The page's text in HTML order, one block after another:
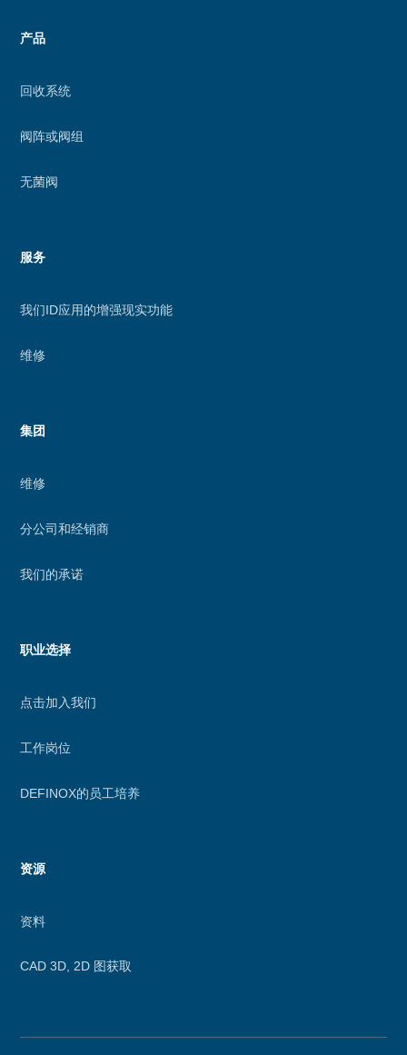
产品
回收系统
阀阵或阀组
无菌阀
服务
我们ID应用的增强现实功能
维修
集团
维修
分公司和经销商
我们的承诺
职业选择
点击加入我们
工作岗位
DEFINOX的员工培养
资源
资料
CAD 3D, 2D 图获取